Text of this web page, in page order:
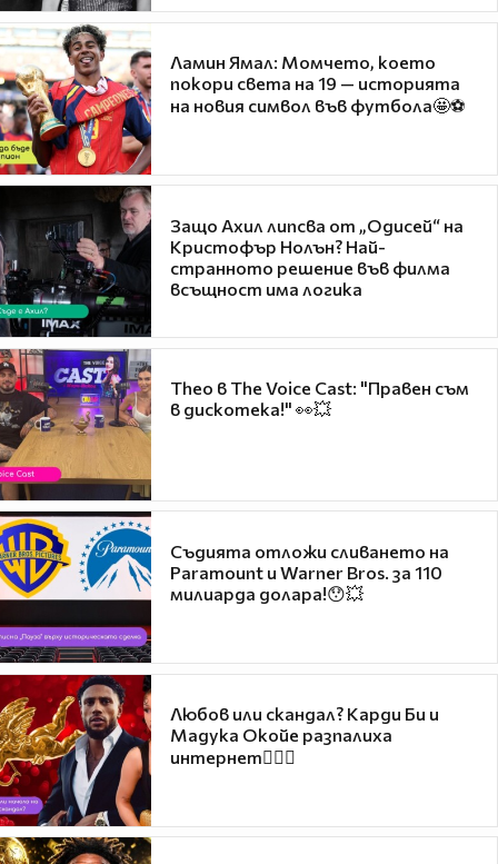
Ламин Ямал: Момчето, което
покори света на 19 — историята
на новия символ във футбола🤩⚽
Защо Ахил липсва от „Одисей“ на
Кристофър Нолън? Най-
странното решение във филма
всъщност има логика
Theo в The Voice Cast: "Правен съм
в дискотека!" 👀💥
Съдията отложи сливането на
Paramount и Warner Bros. за 110
милиарда долара!😯💥
Любов или скандал? Карди Би и
Мадука Окойе разпалиха
интернет❤️‍🔥🔥